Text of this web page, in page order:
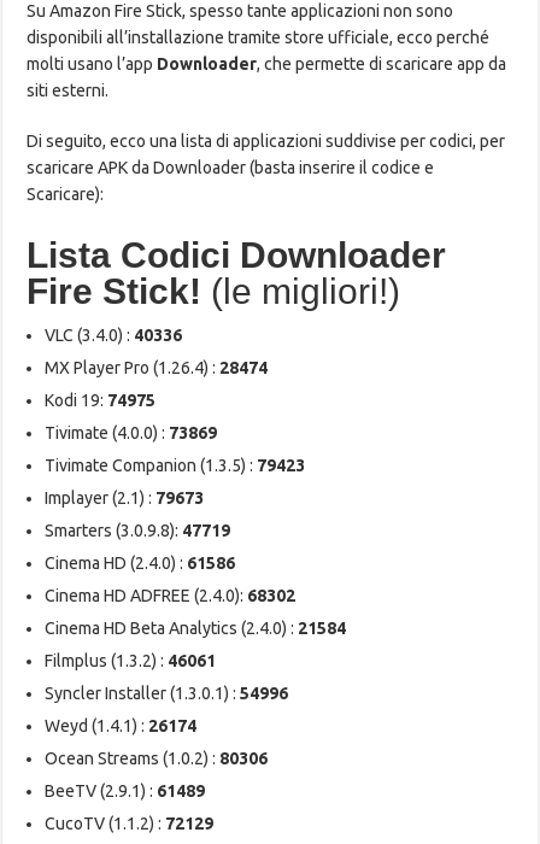
Su Amazon Fire Stick, spesso tante applicazioni non sono
disponibili all’installazione tramite store ufficiale, ecco perché
molti usano l’app Downloader, che permette di scaricare app da
siti esterni.
Di seguito, ecco una lista di applicazioni suddivise per codici, per
scaricare APK da Downloader (basta inserire il codice e
Scaricare):
Lista Codici Downloader
Fire Stick! (le migliori!)
VLC (3.4.0) : 40336
MX Player Pro (1.26.4) : 28474
Kodi 19: 74975
Tivimate (4.0.0) : 73869
Tivimate Companion (1.3.5) : 79423
Implayer (2.1) : 79673
Smarters (3.0.9.8): 47719
Cinema HD (2.4.0) : 61586
Cinema HD ADFREE (2.4.0): 68302
Cinema HD Beta Analytics (2.4.0) : 21584
Filmplus (1.3.2) : 46061
Syncler Installer (1.3.0.1) :54996
Weyd (1.4.1) : 26174
Ocean Streams (1.0.2) : 80306
BeeTV (2.9.1) : 61489
CucoTV (1.1.2) : 72129